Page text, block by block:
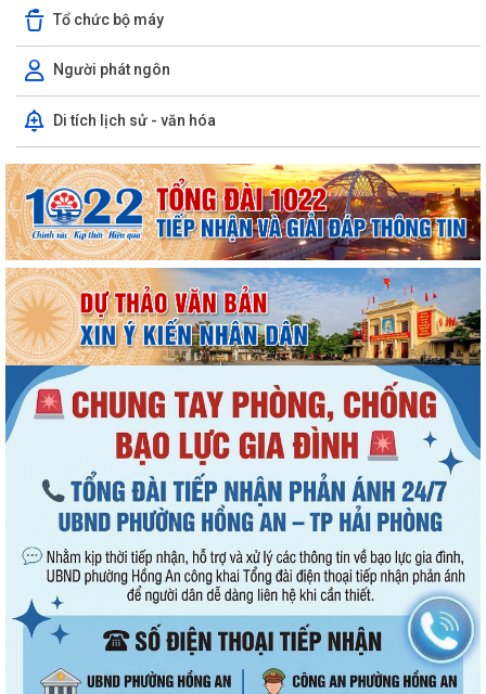
Tổ chức bộ máy
Người phát ngôn
Di tích lịch sử - văn hóa